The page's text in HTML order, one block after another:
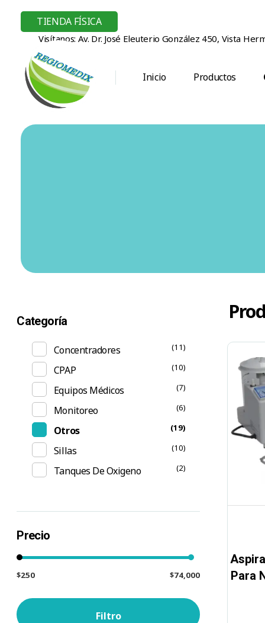
TIENDA FÍSICA
Visítanos: Av. Dr. José Eleuterio González 450, Vista
Inicio Productos
Para
Categoría
Concentradores (11)
CPAP (10)
Equipos Médicos (7)
Monitoreo (6)
Otros (19)
Sillas (10)
Tanques De Oxigeno (2)
Precio
$250 $74,000
Filtro